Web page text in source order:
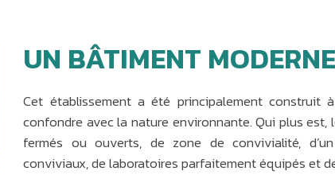
UN BÂTIMENT
Cet établissement a été principalement
confondre avec la nature environnante. Qui plus
fermés ou ouverts, de zone de convivialité,
conviviaux, de laboratoires parfaitement équipés et